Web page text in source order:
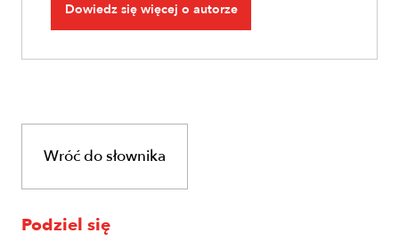
Dowiedz się więcej o autorze
Wróć do słownika
Podziel się